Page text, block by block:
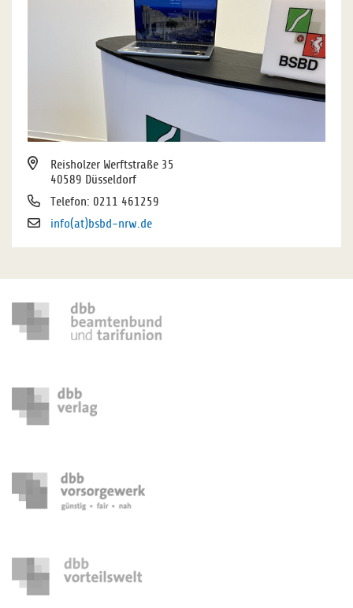
Reisholzer Werftstraße 35
40589 Düsseldorf
Telefon: 0211 461259
info(at)bsbd-nrw.de